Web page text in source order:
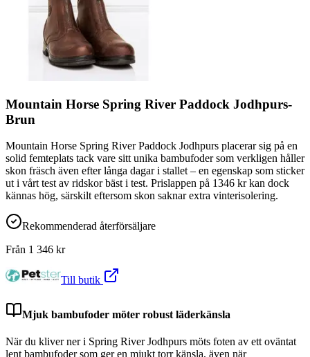
Mountain Horse Spring River Paddock Jodhpurs-
Brun
Mountain Horse Spring River Paddock Jodhpurs placerar sig på en
solid femteplats tack vare sitt unika bambufoder som verkligen håller
skon fräsch även efter långa dagar i stallet – en egenskap som sticker
ut i vårt test av ridskor bäst i test. Prislappen på 1346 kr kan dock
kännas hög, särskilt eftersom skon saknar extra vinterisolering.
Rekommenderad återförsäljare
Från 1 346 kr
Till butik
Mjuk bambufoder möter robust läderkänsla
När du kliver ner i Spring River Jodhpurs möts foten av ett oväntat
lent bambufoder som ger en mjukt torr känsla, även när